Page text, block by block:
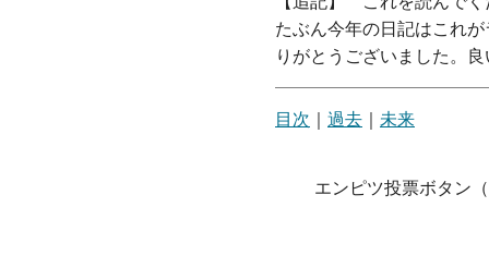
たぶん今年の日記はこれ
りがとうございました。
目次 過去 未来
エンピツ投票ボタン